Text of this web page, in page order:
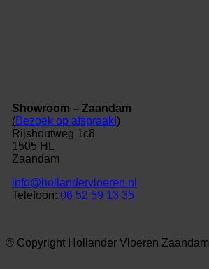
Showroom – Zaandam
(Bezoek op afspraak!)
Rijshoutweg 1c8
1505 HL
Zaandam
info@hollandervloeren.nl
Telefoon: 06 52 59 13 35
© Copyright Hollander Vloeren Zaandam